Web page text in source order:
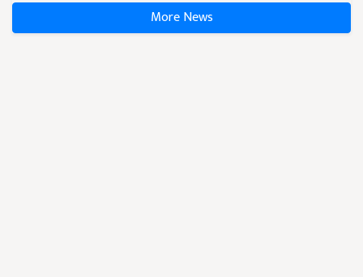
More News